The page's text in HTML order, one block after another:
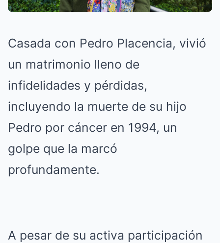
Casada con Pedro Placencia, vivió
un matrimonio lleno de
infidelidades y pérdidas,
incluyendo la muerte de su hijo
Pedro por cáncer en 1994, un
golpe que la marcó
profundamente.
A pesar de su activa participación